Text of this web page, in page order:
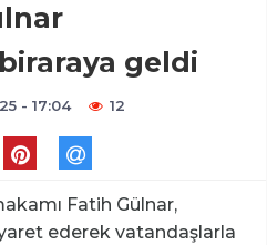
geldi
- 17:04 12
Fatih Gülnar,
ederek vatandaşlarla